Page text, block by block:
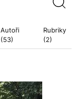
Autoři
(53)
Rubriky
(2)